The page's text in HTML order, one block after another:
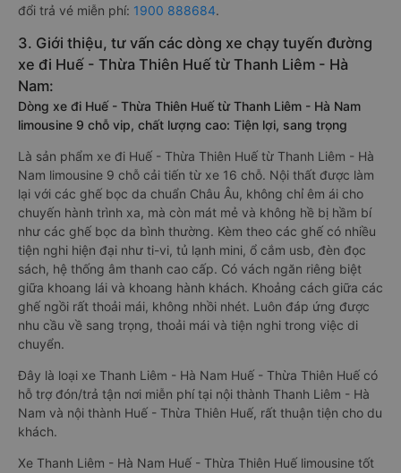
đổi trả vé miễn phí: 1900 888684.
3. Giới thiệu, tư vấn các dòng xe chạy tuyến đường
xe đi Huế - Thừa Thiên Huế từ Thanh Liêm - Hà
Nam:
Dòng xe đi Huế - Thừa Thiên Huế từ Thanh Liêm - Hà Nam
limousine 9 chỗ vip, chất lượng cao: Tiện lợi, sang trọng
Là sản phẩm xe đi Huế - Thừa Thiên Huế từ Thanh Liêm - Hà
Nam limousine 9 chỗ cải tiến từ xe 16 chỗ. Nội thất được làm
lại với các ghế bọc da chuẩn Châu Âu, không chỉ êm ái cho
chuyến hành trình xa, mà còn mát mẻ và không hề bị hầm bí
như các ghế bọc da bình thường. Kèm theo các ghế có nhiều
tiện nghi hiện đại như ti-vi, tủ lạnh mini, ổ cắm usb, đèn đọc
sách, hệ thống âm thanh cao cấp. Có vách ngăn riêng biệt
giữa khoang lái và khoang hành khách. Khoảng cách giữa các
ghế ngồi rất thoải mái, không nhồi nhét. Luôn đáp ứng được
nhu cầu về sang trọng, thoải mái và tiện nghi trong việc di
chuyển.
Đây là loại xe Thanh Liêm - Hà Nam Huế - Thừa Thiên Huế có
hỗ trợ đón/trả tận nơi miễn phí tại nội thành Thanh Liêm - Hà
Nam và nội thành Huế - Thừa Thiên Huế, rất thuận tiện cho du
khách.
Xe Thanh Liêm - Hà Nam Huế - Thừa Thiên Huế limousine tốt